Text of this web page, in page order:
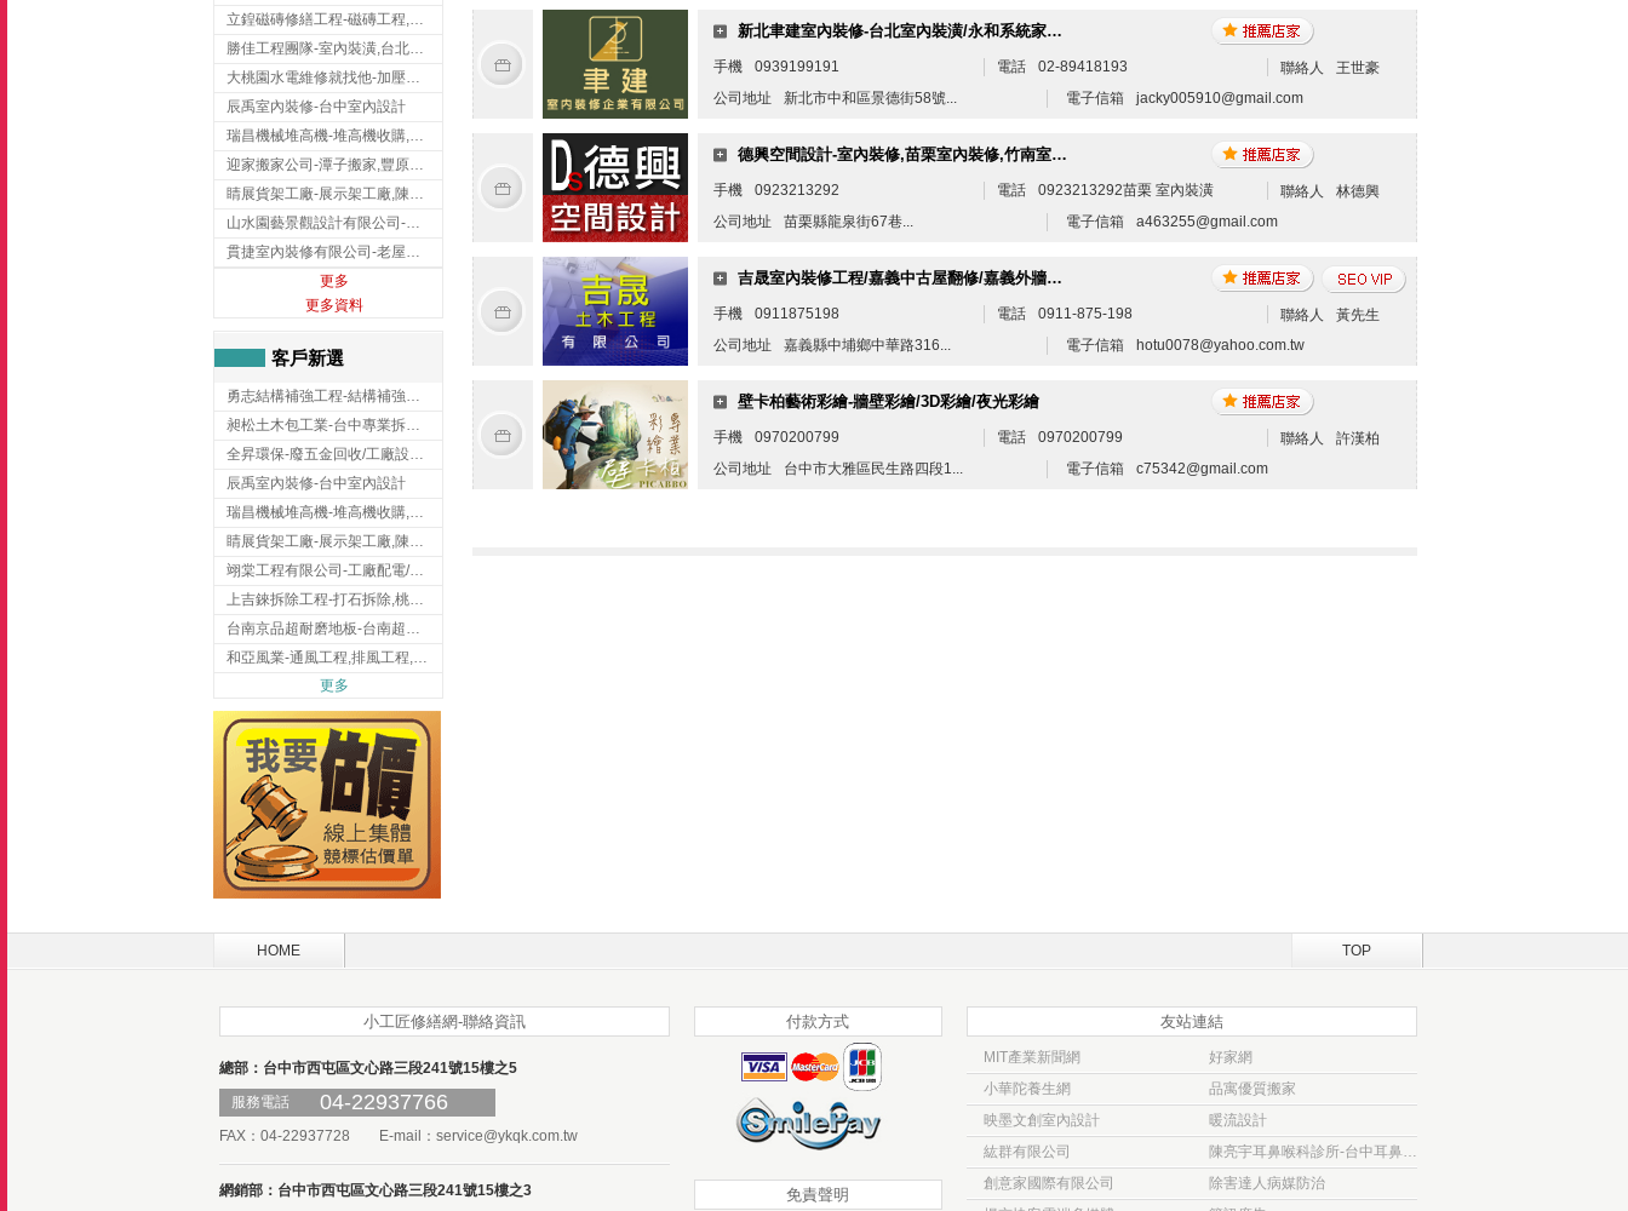
立鍠磁磚修繕工程-磁磚工程,磁磚修補,新竹磁磚工程
勝佳工程團隊-室內裝潢,台北房屋裝修,三重室內裝修
大桃園水電維修就找他-加壓馬達,抽水馬達,桃園水電行,中壢水電
辰禹室內裝修-台中室內設計
瑞昌機械堆高機-堆高機收購,新北市堆高機,桃園堆高機
迎家搬家公司-潭子搬家,豐原搬家,大雅搬家,大甲搬家,台中推薦搬家,台中搬家
睛展貨架工廠-展示架工廠,陳列架,台中展示架工廠
山水園藝景觀設計有限公司-景觀工程,景觀設計,新竹園藝工程,新竹景觀設計
貫捷室內裝修有限公司-老屋翻新工程,台中老屋翻新工程,台中舊屋翻新
更多
更多資料
客戶新選
勇志結構補強工程-結構補強工程 ,桃園結構補強工程,龍潭結構補強工程
昶松土木包工業-台中專業拆除工程/挖土機出租
全昇環保-廢五金回收/工廠設備收購/機械設備回收/高價收購廠房設備
辰禹室內裝修-台中室內設計
瑞昌機械堆高機-堆高機收購,新北市堆高機,桃園堆高機
睛展貨架工廠-展示架工廠,陳列架,台中展示架工廠
翊棠工程有限公司-工廠配電/高雄消防機電公司
上吉錸拆除工程-打石拆除,桃園打石拆除,桃園拆除工程
台南京品超耐磨地板-台南超耐磨地板
和亞風業-通風工程,排風工程,彰化通風工程,彰化排風工程
更多
新北聿建室內裝修-台北室內裝潢/永和系統家具設計/中和舊屋翻新/板橋木工裝潢
手機 0939199191 電話 02-89418193 聯絡人
王世豪
公司地址
新北市中和區景德街58號... 電子信箱 jacky005910@gmail.com
德興空間設計-室內裝修,苗栗室內裝修,竹南室內裝潢
手機 0923213292 電話 0923213292苗栗 室內裝潢 聯絡人
林德興
公司地址
苗栗縣龍泉街67巷... 電子信箱 a463255@gmail.com
吉晟室內裝修工程/嘉義中古屋翻修/嘉義外牆隔熱/嘉義磁磚剝落/外牆拉皮
手機 0911875198 電話 0911-875-198 聯絡人
黃先生
公司地址
嘉義縣中埔鄉中華路316... 電子信箱 hotu0078@yahoo.com.tw
壁卡柏藝術彩繪-牆壁彩繪/3D彩繪/夜光彩繪
手機 0970200799 電話 0970200799 聯絡人
許漢柏
公司地址
台中市大雅區民生路四段1... 電子信箱 c75342@gmail.com
HOME TOP
小工匠修繕網-聯絡資訊
總部：台中市西屯區文心路三段241號15樓之5
服務電話
04-22937766
FAX：04-22937728 E-mail： service@ykqk.com.tw
網銷部：台中市西屯區文心路三段241號15樓之3
付款方式
免責聲明
友站連結
MIT產業新聞網
好家網
小華陀養生網
品寓優質搬家
映墨文創室內設計
暖流設計
紘群有限公司
陳亮宇耳鼻喉科診所-台中耳鼻喉科診所
創意家國際有限公司
除害達人病媒防治